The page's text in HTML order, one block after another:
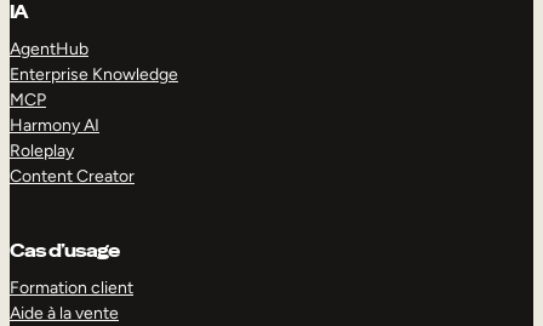
IA
AgentHub
Enterprise Knowledge
MCP
Harmony AI
Roleplay
Content Creator
Cas d’usage
Formation client
Aide à la vente